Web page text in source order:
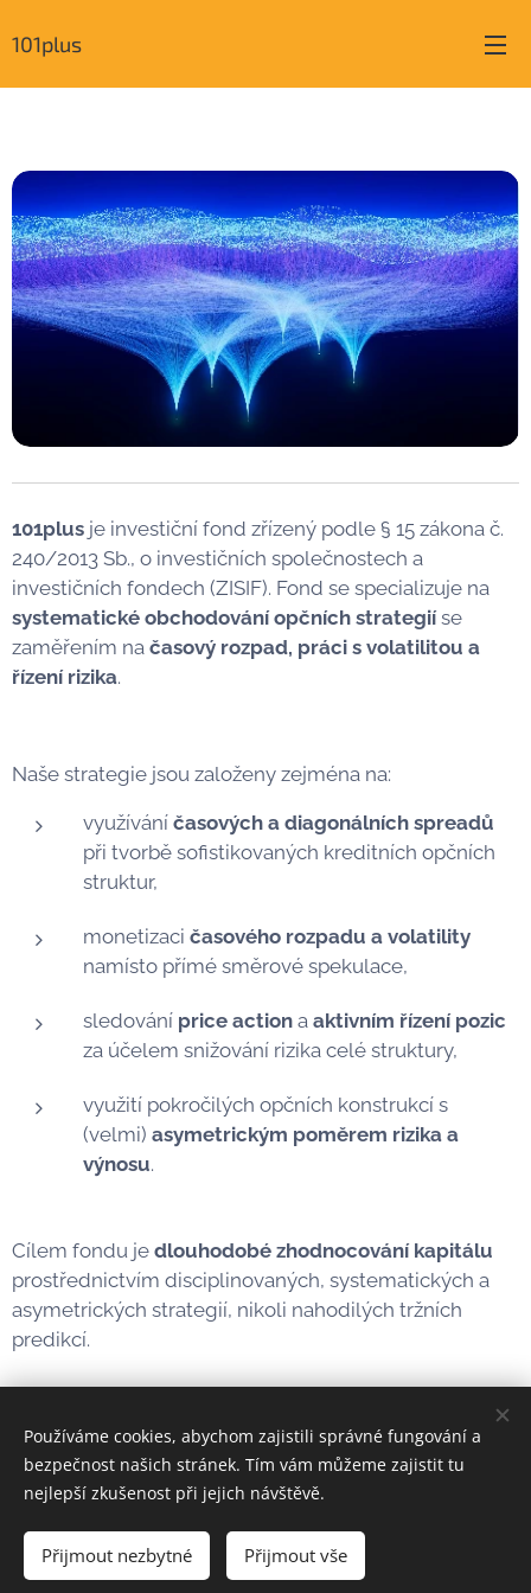
101plus
101plus je investiční fond zřízený podle § 15 zákona č.
240/2013 Sb., o investičních společnostech a
investičních fondech (ZISIF). Fond se specializuje na
systematické obchodování opčních strategiíse
zaměřením na časový rozpad, práci s volatilitou a
řízení rizika.
Naše strategie jsou založeny zejména na:
využívání časových a diagonálních spreadů
při tvorbě sofistikovaných kreditních opčních
struktur,
monetizaci časového rozpadu a volatility
namísto přímé směrové spekulace,
sledování price action a aktivním řízení pozic
za účelem snižování rizika celé struktury,
využití pokročilých opčních konstrukcí s
(velmi) asymetrickým poměrem rizika a
výnosu.
Cílem fondu je dlouhodobé zhodnocování kapitálu
prostřednictvím disciplinovaných, systematických a
asymetrických strategií, nikoli nahodilých tržních
predikcí.
101 Plus, osoba rizikového kapitálu, s.r.o
Vytvořeno službou Webnode
Vytvořte si webové stránky zdarma!
Používáme cookies, abychom zajistili správné fungování a
bezpečnost našich stránek. Tím vám můžeme zajistit tu
nejlepší zkušenost při jejich návštěvě.
Přijmout nezbytné Přijmout vše